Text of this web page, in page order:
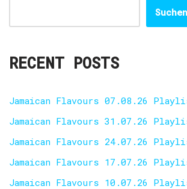
Suchen
RECENT POSTS
Jamaican Flavours 07.08.26
Jamaican Flavours 31.07.26
Jamaican Flavours 24.07.26
Jamaican Flavours 17.07.26
Jamaican Flavours 10.07.26